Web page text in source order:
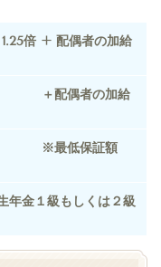
1.25倍 + 配偶者の加給
」 ＋配偶者の加給
」 ※最低保証額
金１級もしくは２級